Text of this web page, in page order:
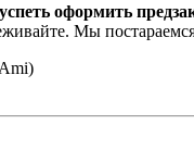
оформить
Мы